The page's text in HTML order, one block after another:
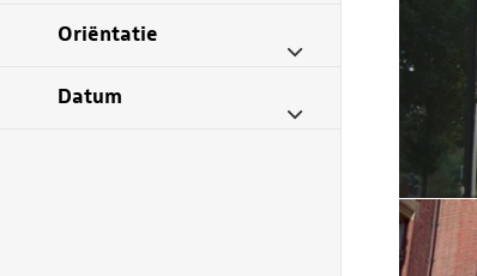
Oriëntatie
Datum